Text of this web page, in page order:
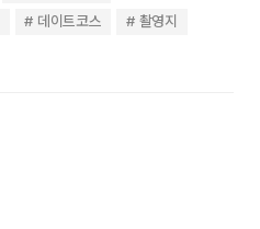
데이트코스 촬영지